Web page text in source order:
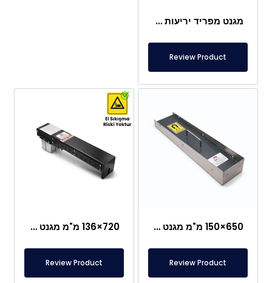
מגנט מפריד יריעות מתכת
Review Product
650×150 מ"מ מגנט הפרדת יריעות מתכת מסוג צלחת
Review Product
720×136 מ"מ מגנט מפריד יריעות פנאומטי – מערכת מיוחדת עם שחרור – מתאים לבטיחות תעסוקתית
Review Product